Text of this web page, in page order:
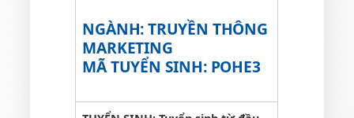
NGÀNH: TRUYỀN THÔNG
MARKETING
MÃ TUYỂN SINH: POHE3